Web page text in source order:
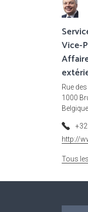
Vice-
Rue
1000
Belgique
http://
Tous